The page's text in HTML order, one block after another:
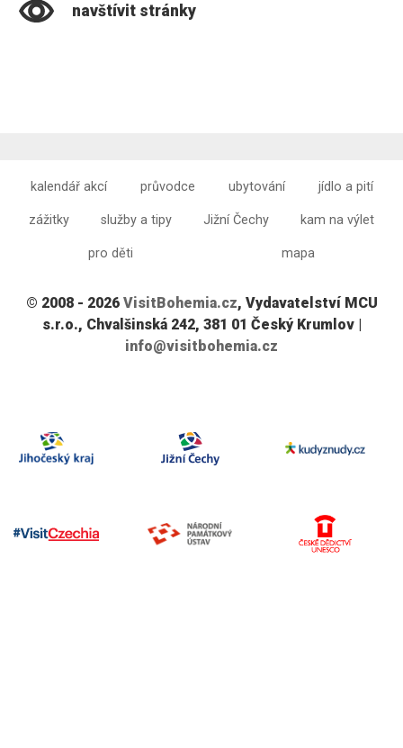
navštívit stránky
kalendář akcí průvodce ubytování jídlo a pití
zážitky služby a tipy Jižní Čechy kam na výlet
pro děti mapa
© 2008 - 2026 VisitBohemia.cz, Vydavatelství MCU
s.r.o., Chvalšinská 242, 381 01 Český Krumlov |
info@visitbohemia.cz